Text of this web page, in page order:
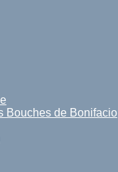
Bouches de Bonifacio